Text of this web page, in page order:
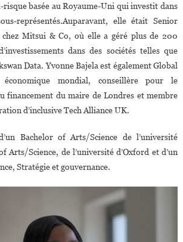
risque basée au Royaume-Uni qui investit dans
représentés.Auparavant, elle était Senior
chez Mitsui & Co, où elle a géré plus de 200
dans des sociétés telles que
Data. Yvonne Bajela est également Global
mondial, conseillère pour le
financement du maire de Londres et membre
d’inclusive Tech Alliance UK.
Bachelor of Arts/Science de l’université
Arts/Science, de l’université d’Oxford et d’un
Stratégie et gouvernance.